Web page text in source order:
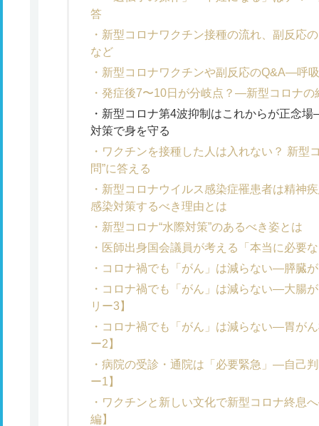
答
新型コロナワクチン接種の流れ、副反応
など
新型コロナワクチンや副反応のQ&A―呼
発症後7〜10日が分岐点？―新型コロナの
新型コロナ第4波抑制はこれからが正念
対策で身を守る
ワクチンを接種した人は入れない？ 新型
問”に答える
新型コロナウイルス感染症罹患者は精神
感染対策するべき理由とは
新型コロナ“水際対策”のあるべき姿とは
医師出身国会議員が考える「本当に必要
コロナ禍でも「がん」は減らない―膵臓
コロナ禍でも「がん」は減らない―大腸
リー3】
コロナ禍でも「がん」は減らない―胃が
ー2】
病院の受診・通院は「必要緊急」―自己
ー1】
ワクチンと新しい文化で新型コロナ終息
編】